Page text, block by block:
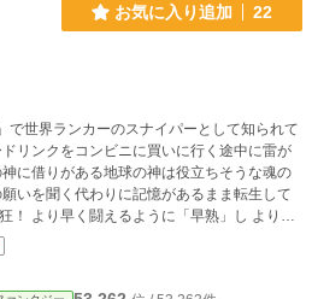
お気に入り追加 22
で世界ランカーのスナイパーとして知られて
リンクをコンビニに買いに行く途中に雷が
より長